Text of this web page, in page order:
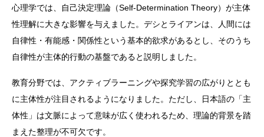
心理学では、自己決定理論（Self-Determination Theory）が主体
性理解に大きな影響を与えました。デシとライアンは、人間には
自律性・有能感・関係性という基本的欲求があるとし、そのうち
自律性が主体的行動の基盤であると説明しました。
教育分野では、アクティブラーニングや探究学習の広がりととも
に主体性が注目されるようになりました。ただし、日本語の「主
体性」は文脈によって意味が広く使われるため、理論的背景を踏
まえた整理が不可欠です。